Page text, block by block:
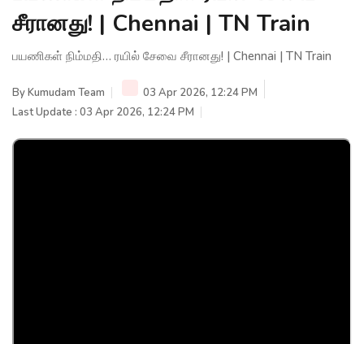
சீரானது! | Chennai | TN Train
பயணிகள் நிம்மதி… ரயில் சேவை சீரானது! | Chennai | TN Train
ByKumudam Team
03 Apr 2026, 12:24 PM
Last Update : 03 Apr 2026, 12:24 PM